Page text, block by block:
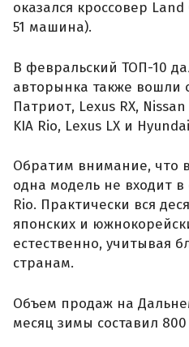
оказался кроссовер
51 машина).
В февральский ТОП-10
авторынка также вошли
Патриот, Lexus RX,
KIA Rio, Lexus LX и
Обратим внимание, что
одна модель не входит в
Rio. Практически вся
японских и
естественно, учитывая
странам.
Объем продаж на
месяц зимы составил